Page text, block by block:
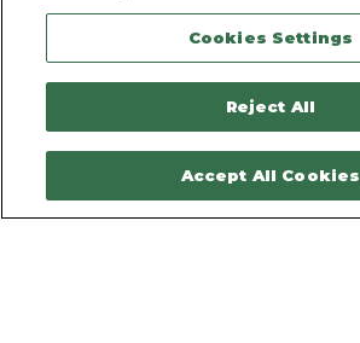
Legal Notice
Sitemap
Contactez-nous
Cookies Settings
Reject All
Accept All Cookies